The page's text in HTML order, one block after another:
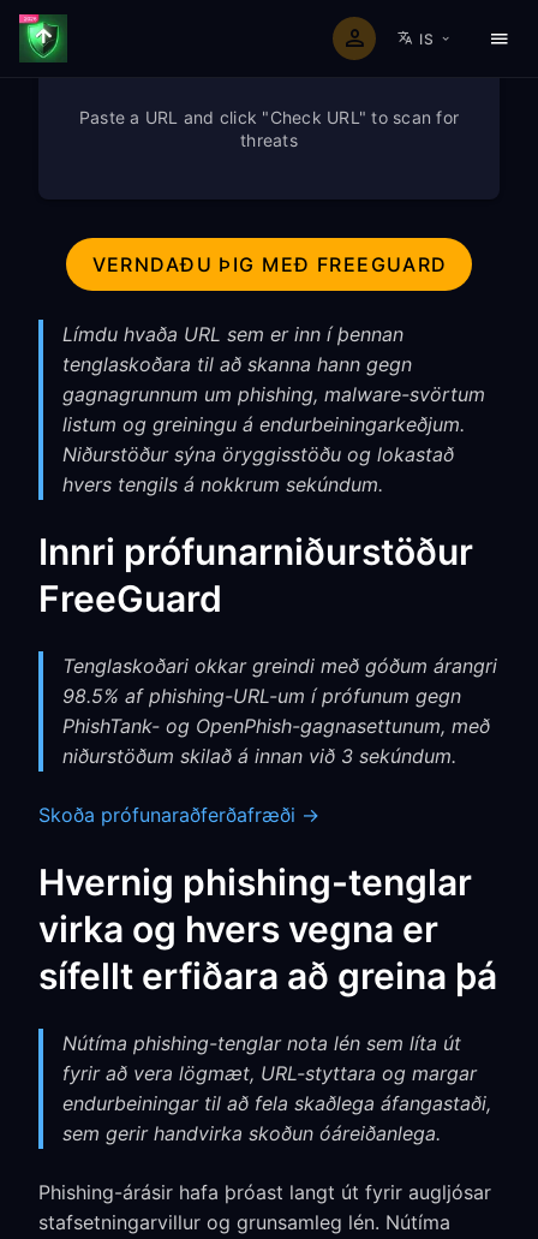
IS
Paste a URL and click "Check URL" to scan for
threats
VERNDAÐU ÞIG MEÐ FREEGUARD
Límdu hvaða URL sem er inn í þennan
tenglaskoðara til að skanna hann gegn
gagnagrunnum um phishing, malware-svörtum
listum og greiningu á endurbeiningarkeðjum.
Niðurstöður sýna öryggisstöðu og lokastað
hvers tengils á nokkrum sekúndum.
Innri prófunarniðurstöður
FreeGuard
Tenglaskoðari okkar greindi með góðum árangri
98.5% af phishing-URL-um í prófunum gegn
PhishTank- og OpenPhish-gagnasettunum, með
niðurstöðum skilað á innan við 3 sekúndum.
Skoða prófunaraðferðafræði →
Hvernig phishing-tenglar
virka og hvers vegna er
sífellt erfiðara að greina þá
Nútíma phishing-tenglar nota lén sem líta út
fyrir að vera lögmæt, URL-styttara og margar
endurbeiningar til að fela skaðlega áfangastaði,
sem gerir handvirka skoðun óáreiðanlega.
Phishing-árásir hafa þróast langt út fyrir augljósar
stafsetningarvillur og grunsamleg lén. Nútíma